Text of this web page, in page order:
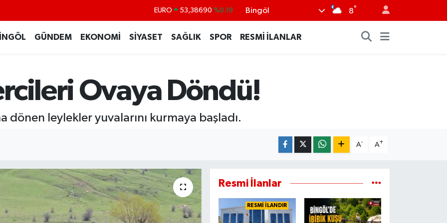
EURO 53,38690 %0.19
BITCOIN 79.591,74 %-1.82
DOLAR 45,43620 %0.02
Bingöl 8°
GÜNDEM EKONOMİ SİYASET SAĞLIK SPOR RESMİ İLANLAR
Ovaya Döndü!
dönen leylekler yuvalarını kurmaya başladı.
A- A+
Resmi İlanlar
RESMİ İLANDIR